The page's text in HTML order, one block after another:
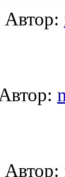
Автор:
Автор: